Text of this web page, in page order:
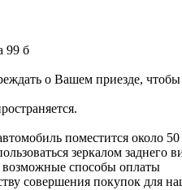
99 б
о Вашем приезде,
поместится около 50
зеркалом заднего
способы оплаты
совершения покупок для